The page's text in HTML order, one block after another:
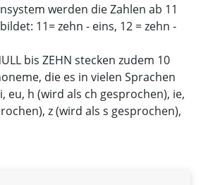
werden die Zahlen ab 11
11= zehn - eins, 12 = zehn -
bis ZEHN stecken zudem 10
die es in vielen Sprachen
eu, h (wird als ch gesprochen), ie,
z (wird als s gesprochen),